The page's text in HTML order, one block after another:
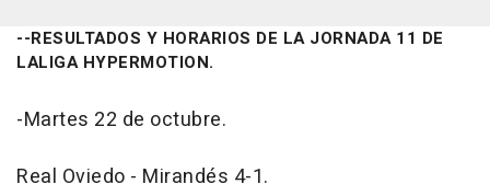
--RESULTADOS Y HORARIOS DE LA JORNADA 11 DE
LALIGA HYPERMOTION.
-Martes 22 de octubre.
Real Oviedo - Mirandés 4-1.